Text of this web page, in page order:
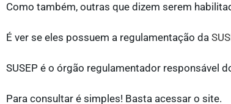
Como também, outras que dizem serem
É ver se eles possuem a regulamentação da
SUSEP é o órgão regulamentador responsável
Para consultar é simples! Basta acessar o site.